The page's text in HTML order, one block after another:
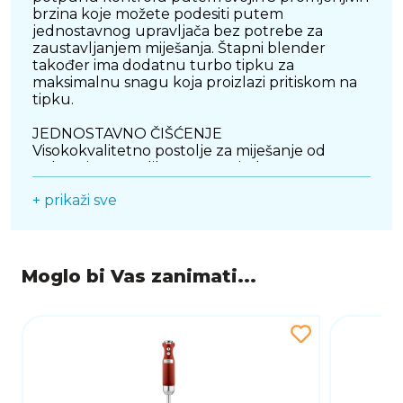
brzina koje možete podesiti putem
jednostavnog upravljača bez potrebe za
zaustavljanjem miješanja. Štapni blender
također ima dodatnu turbo tipku za
maksimalnu snagu koja proizlazi pritiskom na
tipku.
JEDNOSTAVNO ČIŠĆENJE
Visokokvalitetno postolje za miješanje od
Ergonomska ručka
Jednostavno rukovanje, zahvaljujući
Promjenjive brzine
dosljedne rezultate.
+ prikaži sve
Moglo bi Vas zanimati...